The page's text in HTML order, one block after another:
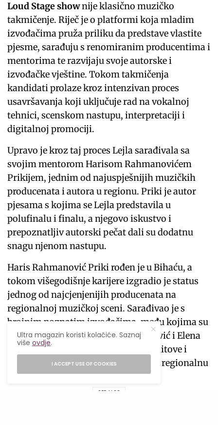
Loud Stage shownije klasično muzičko
takmičenje. Riječ je o platformi koja mladim
izvođačima pruža priliku da predstave vlastite
pjesme, sarađuju s renomiranim producentima i
mentorima te razvijaju svoje autorske i
izvođačke vještine. Tokom takmičenja
kandidati prolaze kroz intenzivan proces
usavršavanja koji uključuje rad na vokalnoj
tehnici, scenskom nastupu, interpretaciji i
digitalnoj promociji.
Upravo je kroz taj proces Lejla sarađivala sa
svojim mentorom Harisom Rahmanovićem
Prikijem, jednim od najuspješnijih muzičkih
producenata i autora u regionu. Priki je autor
pjesama s kojima se Lejla predstavila u
polufinalu i finalu, a njegovo iskustvo i
prepoznatljiv autorski pečat dali su dodatnu
snagu njenom nastupu.
Haris Rahmanović Priki rođen je u Bihaću, a
tokom višegodišnje karijere izgradio je status
jednog od najcjenjenijih producenata na
regionalnoj muzičkoj sceni. Sarađivao je s
brojnim poznatim izvođačima, među kojima su
Jala Brat, Buba Corelli, Marija Šerifović i Elena
Kitić, ostavljajući snažan trag kroz hitove i
projekte koji su obilježili savremenu regionalnu
produkciju.
SEE ALSO
Ultra magazin koristi kolačiće. Saznaj
višeovdje.
I ACCEPT USE OF COOKIES